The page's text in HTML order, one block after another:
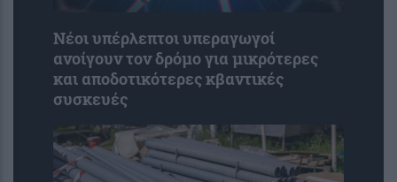
Νέοι υπέρλεπτοι υπεραγωγοί
ανοίγουν τον δρόμο για μικρότερες
και αποδοτικότερες κβαντικές
συσκευές